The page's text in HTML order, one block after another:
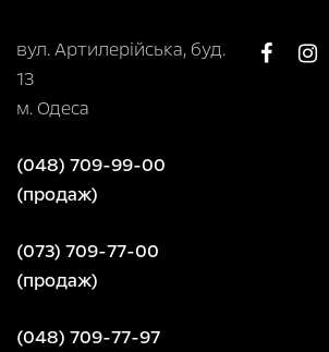
вул. Артилерійська, буд.
13
м. Одеса
(048) 709-99-00
(продаж)
(073) 709-77-00
(продаж)
(048) 709-77-97